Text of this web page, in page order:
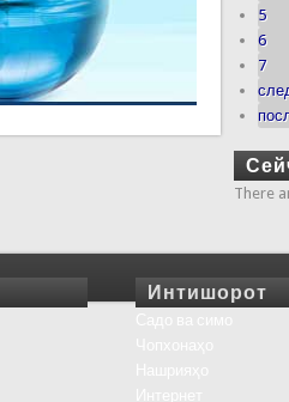
5
6
7
There
Интишорот